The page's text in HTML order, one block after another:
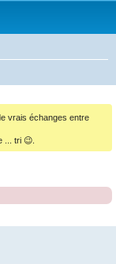
vrais échanges entre
... tri 😉.